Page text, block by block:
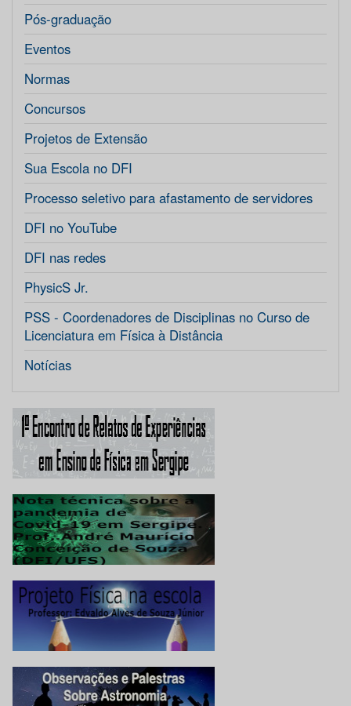
Pós-graduação
Eventos
Normas
Concursos
Projetos de Extensão
Sua Escola no DFI
Processo seletivo para afastamento de servidores
DFI no YouTube
DFI nas redes
PhysicS Jr.
PSS - Coordenadores de Disciplinas no Curso de
Licenciatura em Física à Distância
Notícias